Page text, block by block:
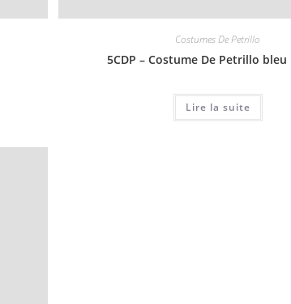
Costumes De Petrillo
5CDP – Costume De Petrillo
Lire la suite